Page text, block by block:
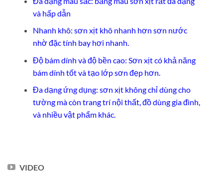
và hấp dẫn
Nhanh khô: sơn xịt khô nhanh hơn sơn nước
nhờ đặc tính bay hơi nhanh.
Độ bám dính và độ bền cao: Sơn xịt có khả năng
bám dính tốt và tạo lớp sơn đẹp hơn.
Đa dạng ứng dụng: sơn xịt không chỉ dùng cho
tường mà còn trang trí nội thất, đồ dùng gia đình,
và nhiều vật phẩm khác.
VIDEO